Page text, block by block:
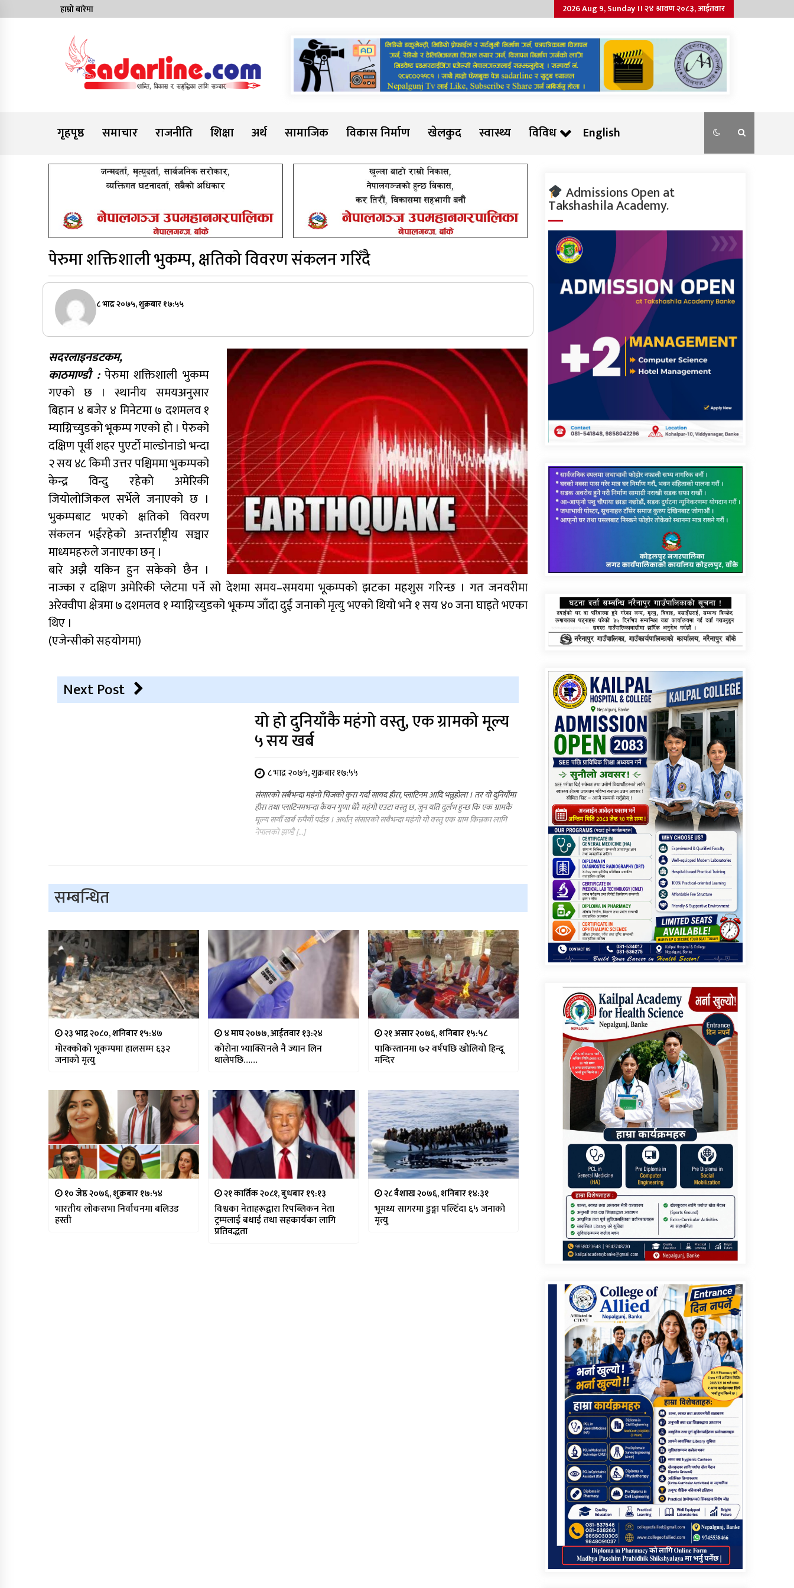
to
हाम्रो बारेमा 2026 Aug 9, Sunday ।। २४ श्रावण २०८३, आईतवार
Sadarline
गृहपृष्ठ
समाचार राजनीति शिक्षा अर्थ सामाजिक विकास निर्माण खेलकुद स्वास्थ्य विविध English
पेरुमा शक्तिशाली भुकम्प, क्षतिको विवरण संकलन गरिँदै
८ भाद्र २०७५, शुक्रबार १७:५५
सदरलाइनडटकम,
काठमाण्डौ :पेरुमा शक्तिशाली भुकम्प
गएको छ । स्थानीय समयअनुसार
बिहान ४ बजेर ४ मिनेटमा ७ दशमलव १
म्याग्निच्युडको भूकम्प गएको हो । पेरुको
दक्षिण पूर्वी शहर पुएर्टो माल्डोनाडो भन्दा
२ सय ४८ किमी उत्तर पश्चिममा भुकम्पको
केन्द्र विन्दु रहेको अमेरिकी
जियोलोजिकल सर्भेले जनाएको छ ।
भुकम्पबाट भएको क्षतिको विवरण
संकलन भईरहेको अन्तर्राष्ट्रीय सञ्चार
माध्यमहरुले जनाएका छन् ।
बारे अझै यकिन हुन सकेको छैन ।
नाज्का र दक्षिण अमेरिकी प्लेटमा पर्ने सो देशमा समय–समयमा भूकम्पको झटका महशुस गरिन्छ । गत जनवरीमा
अरेक्वीपा क्षेत्रमा ७ दशमलव १ म्याग्निच्युडको भूकम्प जाँदा दुई जनाको मृत्यु भएको थियो भने १ सय ४० जना घाइते भएका
थिए ।
(एजेन्सीको सहयोगमा)
Next Post
यो हो दुनियाँकै महंगो वस्तु, एक ग्रामको मूल्य
५ सय खर्ब
८ भाद्र २०७५, शुक्रबार १७:५५
संसारको सबैभन्दा महंगो चिजको कुरा गर्दा सायद हीरा, प्लाटिनम आदि भन्नुहोला । तर यो दुनियाँमा
हीरा तथा प्लाटिनमभन्दा कैयन गुणा धेरै महंगो एउटा वस्तु छ, जुन यति दुर्लभ हुन्छ कि एक ग्रामकै
मूल्य सयौँ खर्ब रुपैयाँ पर्दछ । अर्थात् संसारको सबैभन्दा महंगो यो वस्तु एक ग्राम किन्नका लागि
नेपालको झण्डै […]
सम्बन्धित
२३ भाद्र २०८०, शनिबार १५:४७
मोरक्कोको भूकम्पमा हालसम्म ६३२
जनाको मृत्यु
४ माघ २०७७, आईतवार १३:२४
कोरोना भ्याक्सिनले नै ज्यान लिन
थालेपछि……
२१ असार २०७६, शनिबार १५:५८
पाकिस्तानमा ७२ वर्षपछि खोलियो हिन्दू
मन्दिर
१० जेष्ठ २०७६, शुक्रबार १७:५४
भारतीय लोकसभा निर्वाचनमा बलिउड
हस्ती
२१ कार्तिक २०८१, बुधबार १९:१३
विश्वका नेताहरूद्वारा रिपब्लिकन नेता
ट्रम्पलाई बधाई तथा सहकार्यका लागि
प्रतिवद्धता
२८ बैशाख २०७६, शनिबार १४:३१
भूमध्य सागरमा डुङ्गा पल्टिँदा ६५ जनाको
मृत्यु
Admissions Open at
Takshashila Academy.